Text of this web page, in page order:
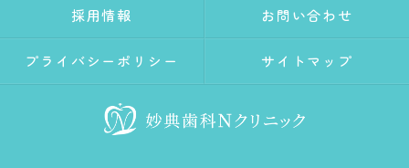
採用情報 お問い合わせ
プライバシーポリシー サイトマップ